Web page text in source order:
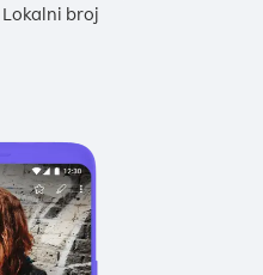
Lokalni broj